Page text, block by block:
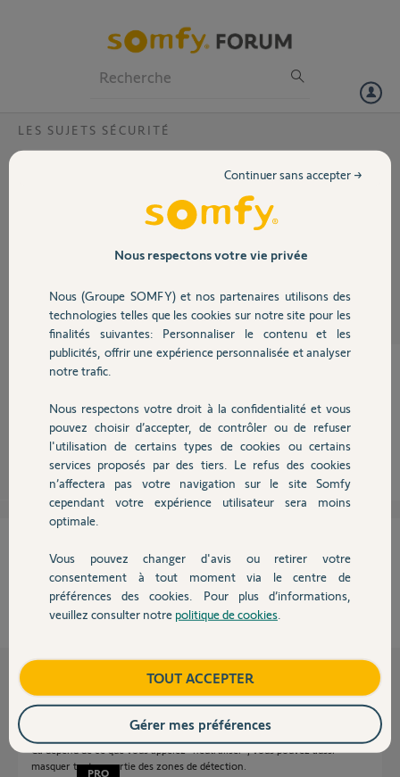
Volet
Sécurité
Domotique
Chauffage
Autres produits
Devis avec un pro
Contact
LES SUJETS SÉCURITÉ
Comment Neutraliser un détecteur de
Bernard D.
Participer au fil de discussion
Il faut le mettre en pause dans votre interface.
Sébastien L. il y a plus de 11 ans
NON OUI
des internautes ont trouvé cette réponse utile
Les autres réponses
Ca dépend de ce que vous appelez "neutraliser", vous pouvez aussi
masquer tout ou partie des zones de détection.
Nous respectons votre vie privée
Nous (Groupe SOMFY) et nos partenaires utilisons des
technologies telles que les cookies sur notre site pour les
finalités suivantes: Personnaliser le contenu et les
publicités, offrir une expérience personnalisée et analyser
notre trafic.
Nous respectons votre droit à la confidentialité et vous
pouvez choisir d’accepter, de contrôler ou de refuser
l'utilisation de certains types de cookies ou certains
services proposés par des tiers. Le refus des cookies
n’affectera pas votre navigation sur le site Somfy
cependant votre expérience utilisateur sera moins
optimale.
Vous pouvez changer d'avis ou retirer votre
consentement à tout moment via le centre de
préférences des cookies. Pour plus d’informations,
veuillez consulter notre politique de cookies
Continuer sans accepter →
TOUT ACCEPTER
Gérer mes préférences